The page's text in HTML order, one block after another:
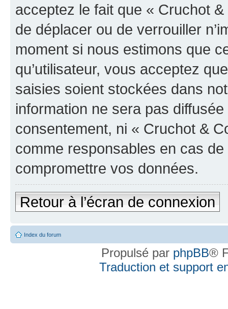
acceptez le fait que « Cruchot
de déplacer ou de verrouiller
moment si nous estimons que
qu’utilisateur, vous acceptez
saisies soient stockées dans
information ne sera pas
consentement, ni « Cruchot &
comme responsables en cas
compromettre vos données.
Retour à l’écran de connexion
Index du forum
Propulsé par phpBB®
Traduction et support